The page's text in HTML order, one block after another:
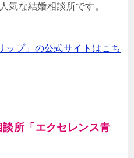
気な結婚相談所です。
ップ」の公式サイトはこち
所「エクセレンス青